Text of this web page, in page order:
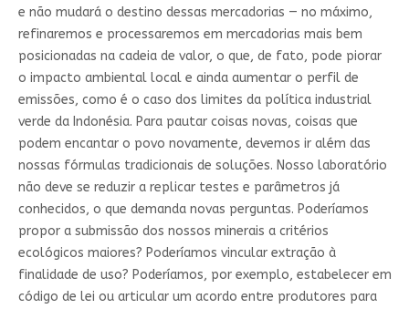
e não mudará o destino dessas mercadorias — no máximo,
refinaremos e processaremos em mercadorias mais bem
posicionadas na cadeia de valor, o que, de fato, pode piorar
o impacto ambiental local e ainda aumentar o perfil de
emissões, como é o caso dos limites da política industrial
verde da Indonésia. Para pautar coisas novas, coisas que
podem encantar o povo novamente, devemos ir além das
nossas fórmulas tradicionais de soluções. Nosso laboratório
não deve se reduzir a replicar testes e parâmetros já
conhecidos, o que demanda novas perguntas. Poderíamos
propor a submissão dos nossos minerais a critérios
ecológicos maiores? Poderíamos vincular extração à
finalidade de uso? Poderíamos, por exemplo, estabelecer em
código de lei ou articular um acordo entre produtores para